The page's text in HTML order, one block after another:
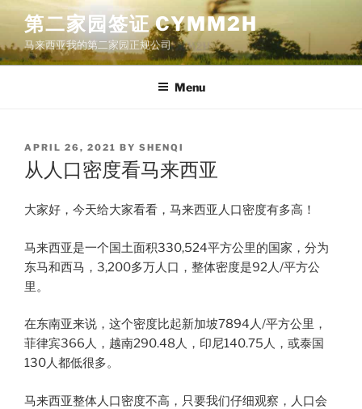
Skip
content
第二家园签证 CYMM2H
马来西亚我的第二家园正规公司
Menu
POSTED
ON
APRIL 26, 2021 BY SHENQI
从人口密度看马来西亚
大家好，今天给大家看看，马来西亚人口密度有多高！
马来西亚是一个国土面积330,524平方公里的国家，分为
东马和西马，3,200多万人口，整体密度是92人/平方公
里。
在东南亚来说，这个密度比起新加坡7894人/平方公里，
菲律宾366人，越南290.48人，印尼140.75人，或泰国
130人都低很多。
马来西亚整体人口密度不高，只要我们仔细观察，人口会